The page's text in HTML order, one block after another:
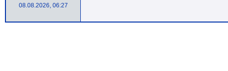
08.08.2026, 06:27